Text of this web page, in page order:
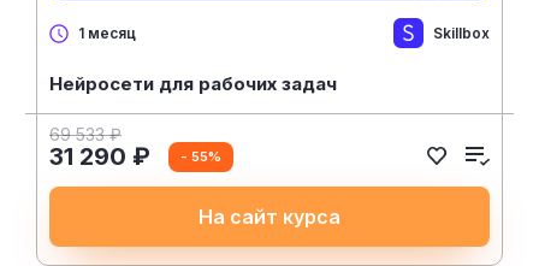
1 месяц Skillbox
Нейросети для рабочих задач
69 533 ₽
31 290 ₽ - 55%
На сайт курса